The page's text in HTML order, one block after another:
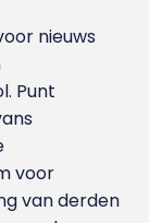
nieuws
Punt
voor
van derden